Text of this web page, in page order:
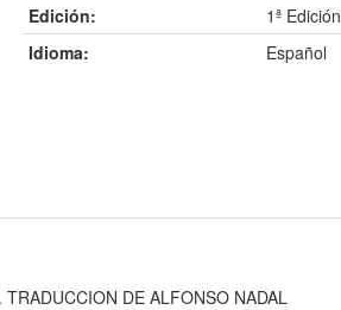
Edición:
1ª Edición
Idioma:
Español
DE ALFONSO NADAL